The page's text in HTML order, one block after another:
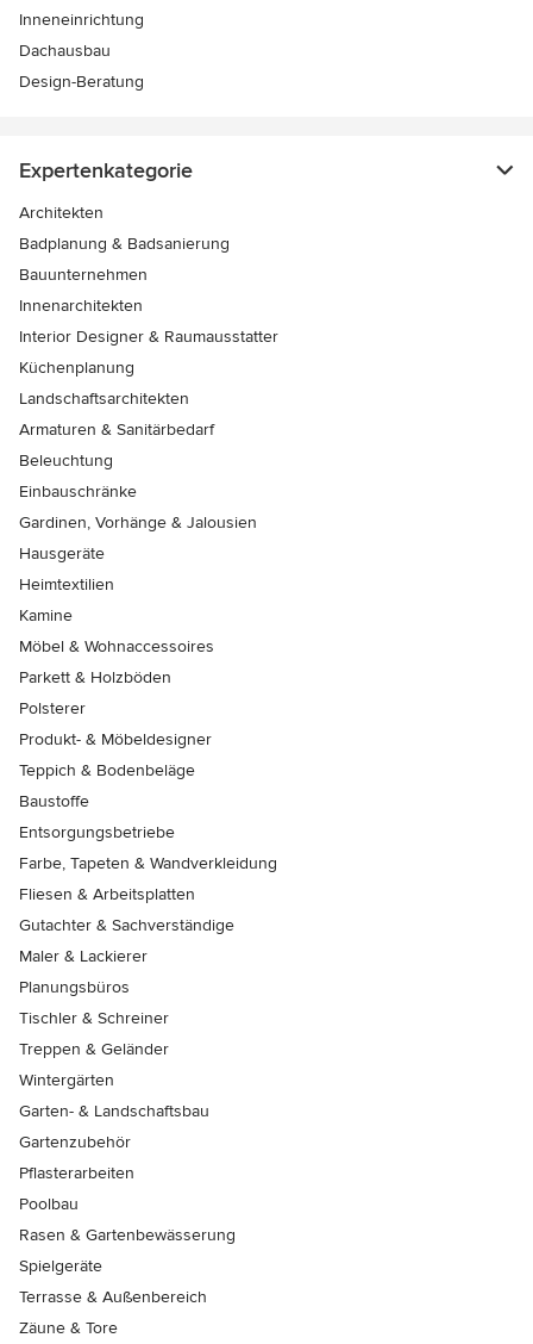
Inneneinrichtung
Dachausbau
Design-Beratung
Expertenkategorie
Architekten
Badplanung & Badsanierung
Bauunternehmen
Innenarchitekten
Interior Designer & Raumausstatter
Küchenplanung
Landschaftsarchitekten
Armaturen & Sanitärbedarf
Beleuchtung
Einbauschränke
Gardinen, Vorhänge & Jalousien
Hausgeräte
Heimtextilien
Kamine
Möbel & Wohnaccessoires
Parkett & Holzböden
Polsterer
Produkt- & Möbeldesigner
Teppich & Bodenbeläge
Baustoffe
Entsorgungsbetriebe
Farbe, Tapeten & Wandverkleidung
Fliesen & Arbeitsplatten
Gutachter & Sachverständige
Maler & Lackierer
Planungsbüros
Tischler & Schreiner
Treppen & Geländer
Wintergärten
Garten- & Landschaftsbau
Gartenzubehör
Pflasterarbeiten
Poolbau
Rasen & Gartenbewässerung
Spielgeräte
Terrasse & Außenbereich
Zäune & Tore